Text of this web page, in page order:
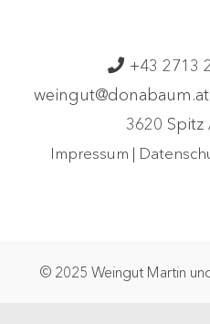
+43 2713
weingut@donabaum.at
3620
Impressum |
© 2025 Weingut Martin